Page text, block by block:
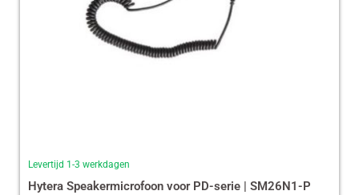
Levertijd 1-3 werkdagen
Hytera Speakermicrofoon voor PD-serie | SM26N1-P